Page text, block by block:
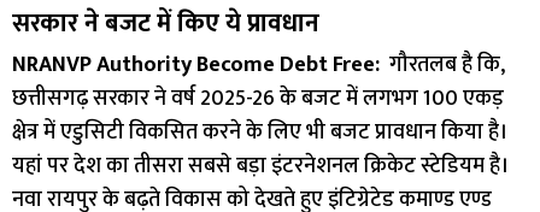
सरकार ने बजट में किए ये प्रावधान
NRANVP Authority Become Debt Free: गौरतलब है कि,
छत्तीसगढ़ सरकार ने वर्ष 2025-26 के बजट में लगभग 100 एकड़
क्षेत्र में एडुसिटी विकसित करने के लिए भी बजट प्रावधान किया है।
यहां पर देश का तीसरा सबसे बड़ा इंटरनेशनल क्रिकेट स्टेडियम है।
नवा रायपुर के बढ़ते विकास को देखते हुए इंटिग्रेटेड कमाण्ड एण्ड